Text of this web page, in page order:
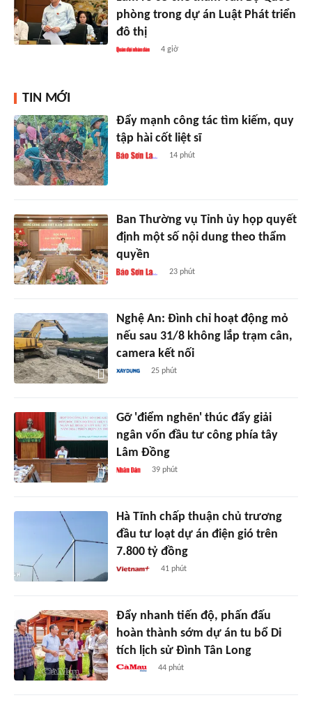
phòng trong dự án Luật Phát triển
đô thị
4 giờ
TIN MỚI
Đẩy mạnh công tác tìm kiếm, quy
tập hài cốt liệt sĩ
14 phút
Ban Thường vụ Tỉnh ủy họp quyết
định một số nội dung theo thẩm
quyền
23 phút
Nghệ An: Đình chỉ hoạt động mỏ
nếu sau 31/8 không lắp trạm cân,
camera kết nối
25 phút
Gỡ 'điểm nghẽn' thúc đẩy giải
ngân vốn đầu tư công phía tây
Lâm Đồng
39 phút
Hà Tĩnh chấp thuận chủ trương
đầu tư loạt dự án điện gió trên
7.800 tỷ đồng
41 phút
Đẩy nhanh tiến độ, phấn đấu
hoàn thành sớm dự án tu bổ Di
tích lịch sử Đình Tân Long
44 phút